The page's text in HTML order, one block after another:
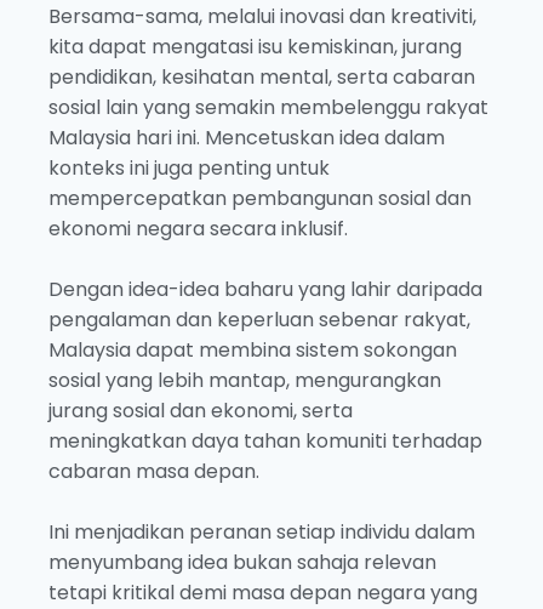
Bersama-sama, melalui inovasi dan kreativiti,
kita dapat mengatasi isu kemiskinan, jurang
pendidikan, kesihatan mental, serta cabaran
sosial lain yang semakin membelenggu rakyat
Malaysia hari ini. Mencetuskan idea dalam
konteks ini juga penting untuk
mempercepatkan pembangunan sosial dan
ekonomi negara secara inklusif.
Dengan idea-idea baharu yang lahir daripada
pengalaman dan keperluan sebenar rakyat,
Malaysia dapat membina sistem sokongan
sosial yang lebih mantap, mengurangkan
jurang sosial dan ekonomi, serta
meningkatkan daya tahan komuniti terhadap
cabaran masa depan.
Ini menjadikan peranan setiap individu dalam
menyumbang idea bukan sahaja relevan
tetapi kritikal demi masa depan negara yang